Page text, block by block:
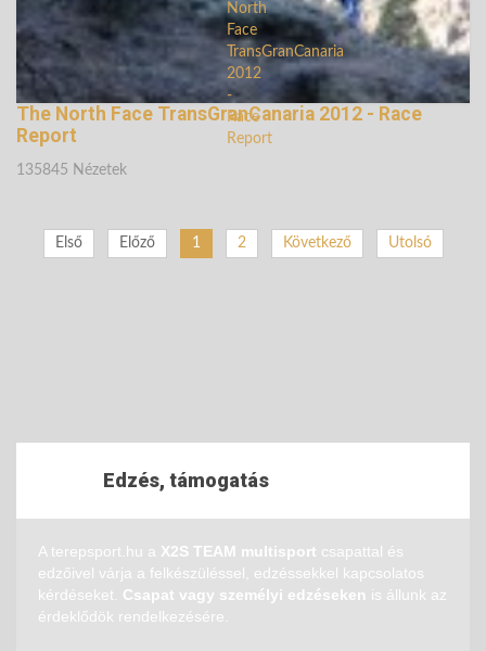
The North Face TransGranCanaria 2012 - Race
Report
135845 Nézetek
Első Előző 1 2 Következő Utolsó
Edzés, támogatás
A terepsport.hu a X2S TEAM multisport csapattal és
edzőivel várja a felkészüléssel, edzéssekkel kapcsolatos
kérdéseket. Csapat vagy személyi edzéseken is állunk az
érdeklődök rendelkezésére.